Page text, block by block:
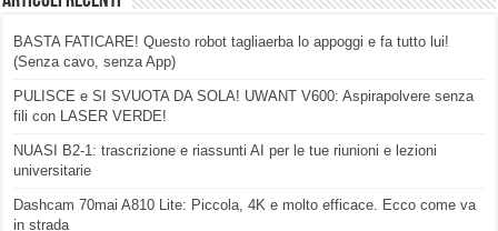
BASTA FATICARE! Questo robot tagliaerba lo appoggi e fa tutto lui!
(Senza cavo, senza App)
PULISCE e SI SVUOTA DA SOLA! UWANT V600: Aspirapolvere senza
fili con LASER VERDE!
NUASI B2-1: trascrizione e riassunti AI per le tue riunioni e lezioni
universitarie
Dashcam 70mai A810 Lite: Piccola, 4K e molto efficace. Ecco come va
in strada